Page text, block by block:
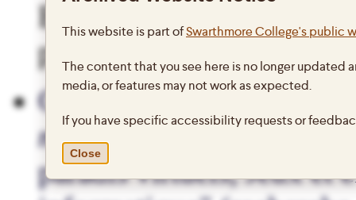
Ben vous encourage à
pas!
Gina Bernier (Canada).
miroir(textes poétiques)
paradis virtuels, Jeux et
This website is part ofSwarthmore College's public
The content that you see here is no longer updated
media, or features may not work as expected.
If you have specific accessibility requests or
Close